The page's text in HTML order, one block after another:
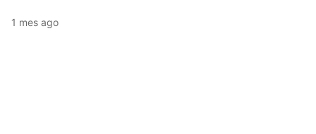
1 mes ago